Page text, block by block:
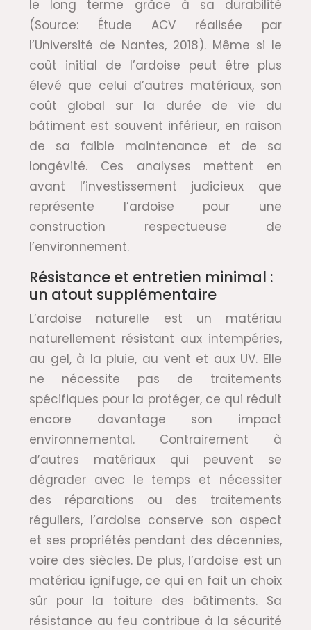
le long terme grâce à sa durabilité
(Source: Étude ACV réalisée par
l’Université de Nantes, 2018). Même si le
coût initial de l’ardoise peut être plus
élevé que celui d’autres matériaux, son
coût global sur la durée de vie du
bâtiment est souvent inférieur, en raison
de sa faible maintenance et de sa
longévité. Ces analyses mettent en
avant l’investissement judicieux que
représente l’ardoise pour une
construction respectueuse de
l’environnement.
Résistance et entretien minimal :
un atout supplémentaire
L’ardoise naturelle est un matériau
naturellement résistant aux intempéries,
au gel, à la pluie, au vent et aux UV. Elle
ne nécessite pas de traitements
spécifiques pour la protéger, ce qui réduit
encore davantage son impact
environnemental. Contrairement à
d’autres matériaux qui peuvent se
dégrader avec le temps et nécessiter
des réparations ou des traitements
réguliers, l’ardoise conserve son aspect
et ses propriétés pendant des décennies,
voire des siècles. De plus, l’ardoise est un
matériau ignifuge, ce qui en fait un choix
sûr pour la toiture des bâtiments. Sa
résistance au feu contribue à la sécurité